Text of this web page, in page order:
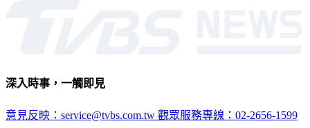
深入時事，一觸即見
意見反映：service@tvbs.com.tw 觀眾服務專線：02-2656-1599